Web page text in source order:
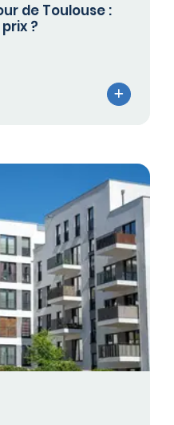
de Toulouse :
?